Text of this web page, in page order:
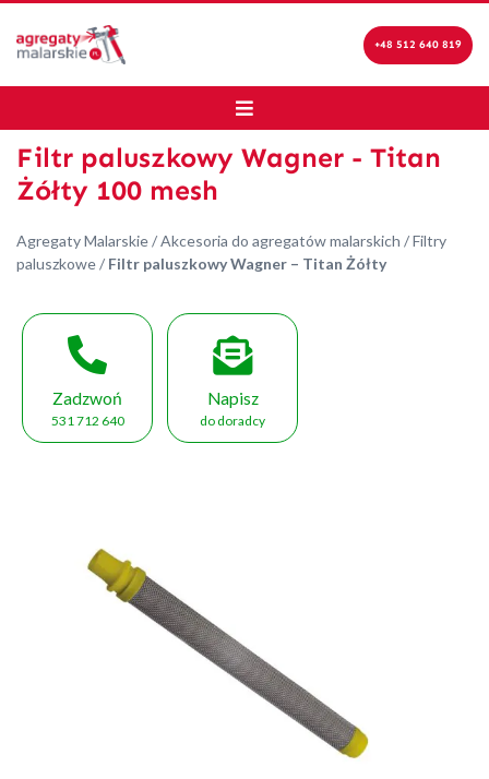
+48 512 640 819
Filtr paluszkowy Wagner - Titan
Żółty 100 mesh
Agregaty Malarskie/Akcesoria do agregatów malarskich /Filtry
paluszkowe/ Filtr paluszkowy Wagner – Titan Żółty
Zadzwoń
531 712 640
Napisz
do doradcy